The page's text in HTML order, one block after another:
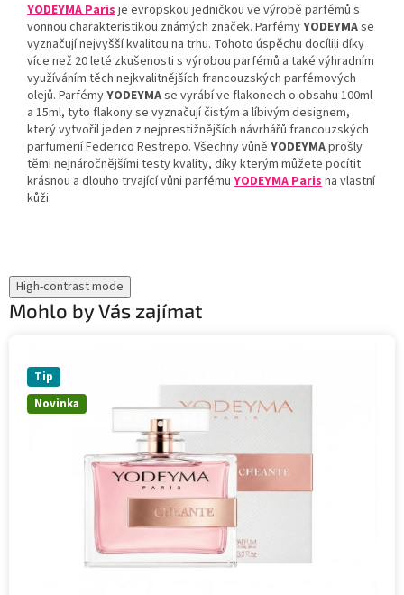
YODEYMA Parisje evropskou jedničkou ve výrobě parfémů s
vonnou charakteristikou známých značek. ParfémyYODEYMAse
vyznačují nejvyšší kvalitou na trhu. Tohoto úspěchu docílili díky
více než 20 leté zkušenosti s výrobou parfémů a také výhradním
využíváním těch nejkvalitnějších francouzských parfémových
olejů. ParfémyYODEYMAse vyrábí ve flakonech o obsahu 100ml
a 15ml, tyto flakony se vyznačují čistým a líbivým designem,
který vytvořil jeden z nejprestižnějších návrhářů francouzských
parfumerií Federico Restrepo. Všechny vůně YODEYMAprošly
těmi nejnáročnějšími testy kvality, díky kterým můžete pocítit
krásnou a dlouho trvající vůni parfému YODEYMA Parisna vlastní
kůži.
High-contrast mode
Mohlo by Vás zajímat
Novinka
Tip